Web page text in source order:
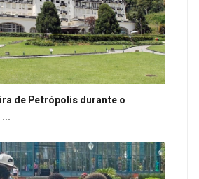
de Petrópolis durante o